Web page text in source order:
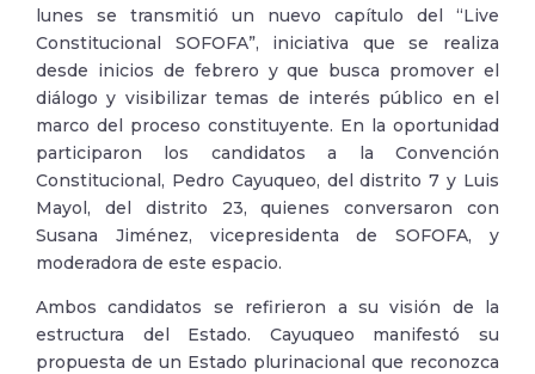
lunes se transmitió un nuevo capítulo del “Live
Constitucional SOFOFA”, iniciativa que se realiza
desde inicios de febrero y que busca promover el
diálogo y visibilizar temas de interés público en el
marco del proceso constituyente. En la oportunidad
participaron los candidatos a la Convención
Constitucional, Pedro Cayuqueo, del distrito 7 y Luis
Mayol, del distrito 23, quienes conversaron con
Susana Jiménez, vicepresidenta de SOFOFA, y
moderadora de este espacio.
Ambos candidatos se refirieron a su visión de la
estructura del Estado. Cayuqueo manifestó su
propuesta de un Estado plurinacional que reconozca